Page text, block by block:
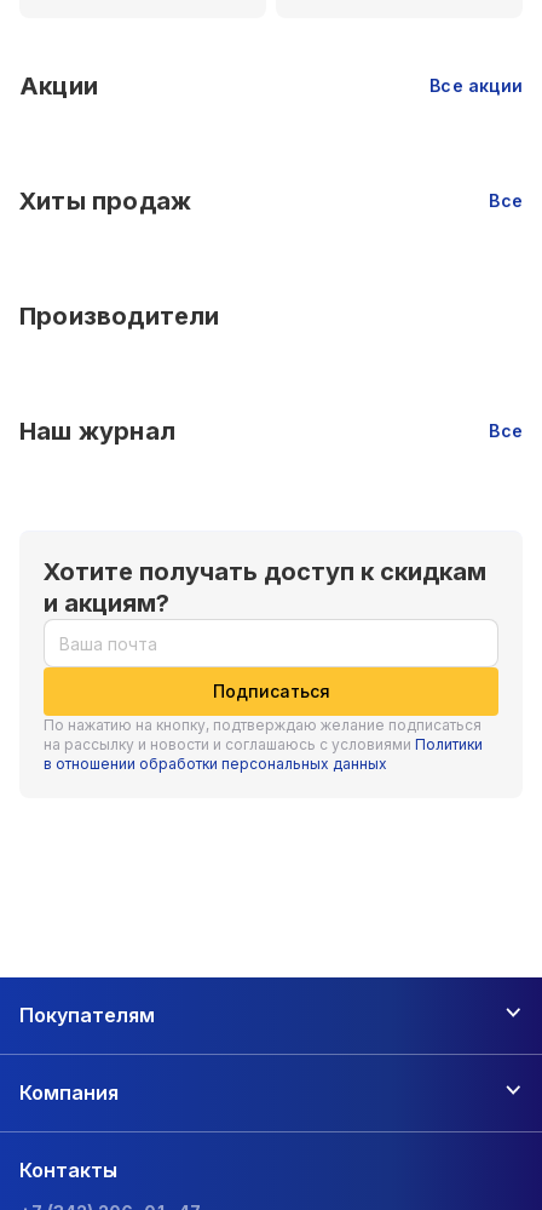
Акции Все акции
Хиты продаж Все
Производители
Наш журнал Все
Хотите получать доступ к скидкам
и акциям?
Подписаться
По нажатию на кнопку, подтверждаю желание подписаться
на рассылку и новости и соглашаюсь с условиями Политики
в отношении обработки персональных данных
Покупателям
Компания
Контакты